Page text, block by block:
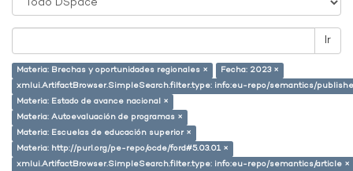
Ir
Materia: Brechas y oportunidades regionales ×
Fecha: 2023 ×
xmlui.ArtifactBrowser.SimpleSearch.filter.type: info:eu-repo/semantics/
Materia: Estado de avance nacional ×
Materia: Autoevaluación de programas ×
Materia: Escuelas de educación superior ×
Materia: http://purl.org/pe-repo/ocde/ford#5.03.01 ×
xmlui.ArtifactBrowser.SimpleSearch.filter.type: info:eu-repo/semantics/article ×